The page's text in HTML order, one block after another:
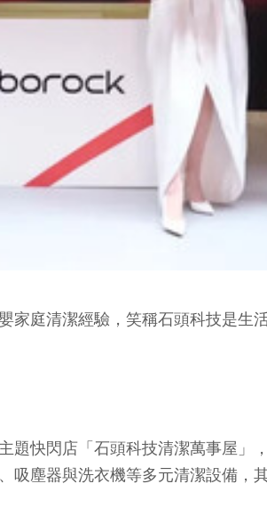
家庭清潔經驗，笑稱石頭科技是
快閃店「石頭科技清潔萬事屋」
吸塵器與洗衣機等多元清潔設備